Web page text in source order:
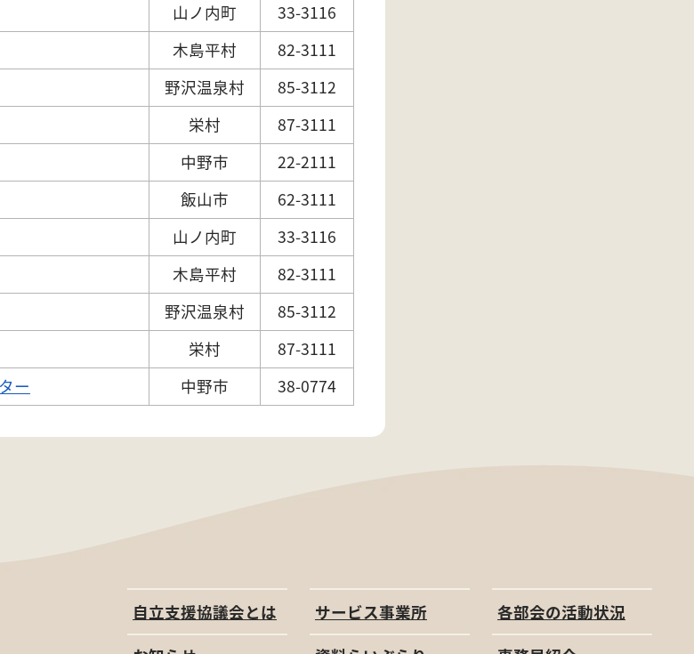
山ノ内町
33-3116
木島平村
82-3111
野沢温泉村
85-3112
栄村 87-3111
中野市
22-2111
飯山市
62-3111
山ノ内町
33-3116
木島平村
82-3111
野沢温泉村
85-3112
栄村
87-3111
ー 中野市 38-0774
自立支援協議会とは サービス事業所
各部会の活動状況